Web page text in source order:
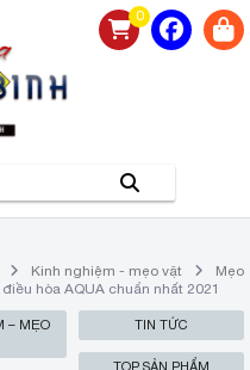
0
Kinh nghiệm - mẹo vặt
Mẹo
hòa AQUA chuẩn nhất 2021
– MẸO
TIN TỨC
TOP SẢN PHẨM